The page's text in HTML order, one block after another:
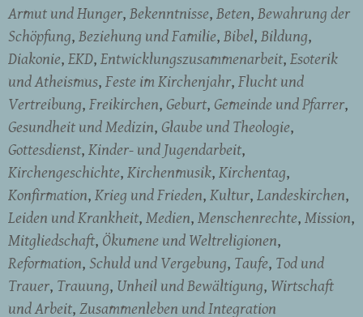
Armut und Hunger Bekenntnisse Beten Bewahrung der
Schöpfung Beziehung und Familie Bibel Bildung
Diakonie EKD Entwicklungszusammenarbeit Esoterik
und Atheismus Feste im Kirchenjahr Flucht und
Vertreibung Freikirchen Geburt Gemeinde und Pfarrer
Gesundheit und Medizin Glaube und Theologie
Gottesdienst Kinder- und Jugendarbeit
Kirchengeschichte Kirchenmusik Kirchentag
Konfirmation Krieg und Frieden Kultur Landeskirchen
Leiden und Krankheit Medien Menschenrechte Mission
Mitgliedschaft Ökumene und Weltreligionen
Reformation Schuld und Vergebung Taufe Tod und
Trauer Trauung Unheil und Bewältigung Wirtschaft
und Arbeit Zusammenleben und Integration